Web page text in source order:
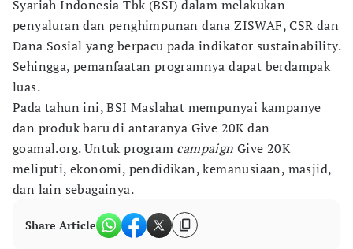
Syariah Indonesia Tbk (BSI) dalam melakukan
penyaluran dan penghimpunan dana ZISWAF, CSR dan
Dana Sosial yang berpacu pada indikator sustainability.
Sehingga, pemanfaatan programnya dapat berdampak
luas.
Pada tahun ini, BSI Maslahat mempunyai kampanye
dan produk baru di antaranya Give 20K dan
goamal.org. Untuk program campaign Give 20K
meliputi, ekonomi, pendidikan, kemanusiaan, masjid,
dan lain sebagainya.
Share Article